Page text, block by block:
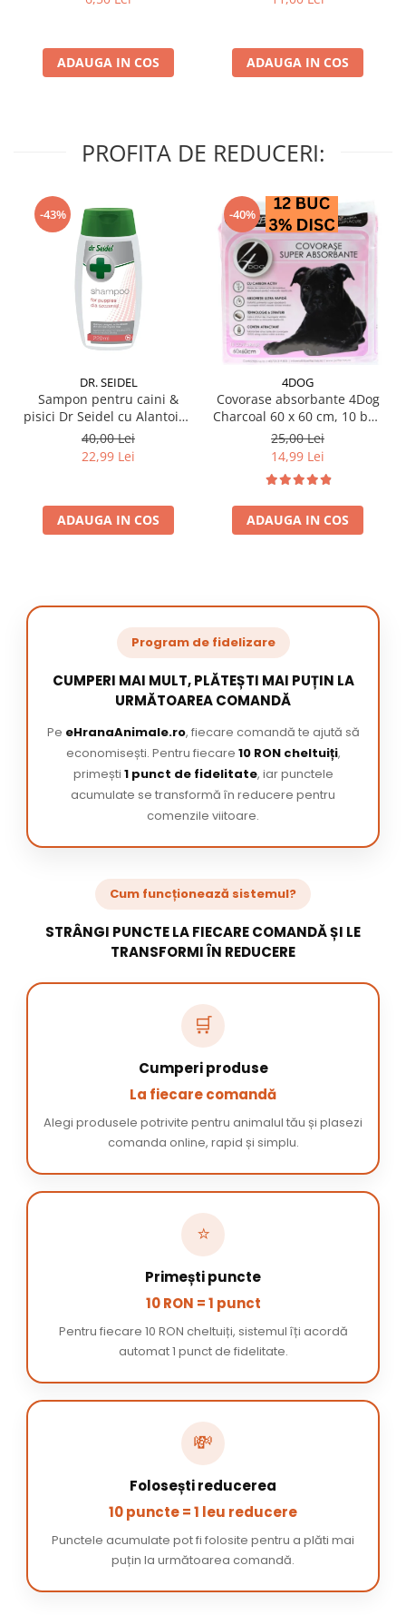
ADAUGA IN COS ADAUGA IN COS
PROFITA DE REDUCERI:
-43%
DR. SEIDEL
Sampon pentru caini &
pisici Dr Seidel cu Alantoina
220 ml
40,00 Lei
22,99 Lei
ADAUGA IN COS
-40%
4DOG
Covorase absorbante 4Dog
Charcoal 60 x 60 cm, 10 buc
/ pachet
25,00 Lei
14,99 Lei
ADAUGA IN COS
Program de fidelizare
CUMPERI MAI MULT, PLĂTEȘTI MAI PUȚIN LA
URMĂTOAREA COMANDĂ
Pe eHranaAnimale.ro, fiecare comandă te ajută să
economisești. Pentru fiecare 10 RON cheltuiți,
primești 1 punct de fidelitate, iar punctele
acumulate se transformă în reducere pentru
comenzile viitoare.
Cum funcționează sistemul?
STRÂNGI PUNCTE LA FIECARE COMANDĂ ȘI LE
TRANSFORMI ÎN REDUCERE
🛒
Cumperi produse
La fiecare comandă
Alegi produsele potrivite pentru animalul tău și plasezi
comanda online, rapid și simplu.
⭐
Primești puncte
10 RON = 1 punct
Pentru fiecare 10 RON cheltuiți, sistemul îți acordă
automat 1 punct de fidelitate.
💸
Folosești reducerea
10 puncte = 1 leu reducere
Punctele acumulate pot fi folosite pentru a plăti mai
puțin la următoarea comandă.